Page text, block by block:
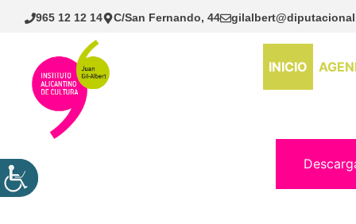
Saltar
965 12 12 14 C/San Fernando, 44
INICIO